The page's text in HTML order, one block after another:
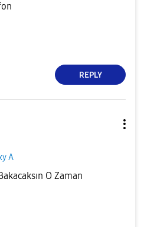
REPLY
A
O Zaman